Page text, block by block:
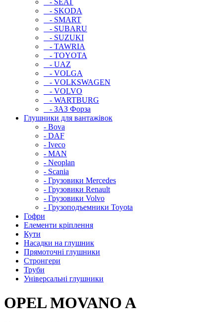
- SEAT
- SKODA
- SMART
- SUBARU
- SUZUKI
- TAWRIA
- TOYOTA
- UAZ
- VOLGA
- VOLKSWAGEN
- VOLVO
- WARTBURG
- ЗАЗ Форза
Глушники для вантажівок
- Bova
- DAF
- Iveco
- MAN
- Neoplan
- Scania
- Грузовики Mercedes
- Грузовики Renault
- Грузовики Volvo
- Грузоподъемники Toyota
Гофри
Елементи кріплення
Кути
Насадки на глушник
Прямоточні глушники
Стронгери
Труби
Універсальні глушники
OPEL MOVANO A